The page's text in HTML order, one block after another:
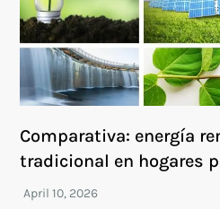
Comparativa: energía
tradicional en hogares